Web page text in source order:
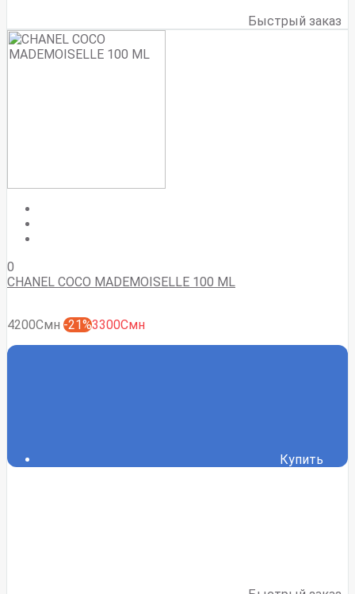
Быстрый заказ
0
CHANEL COCO MADEMOISELLE 100 ML
4200Смн -21%3300Смн
Купить